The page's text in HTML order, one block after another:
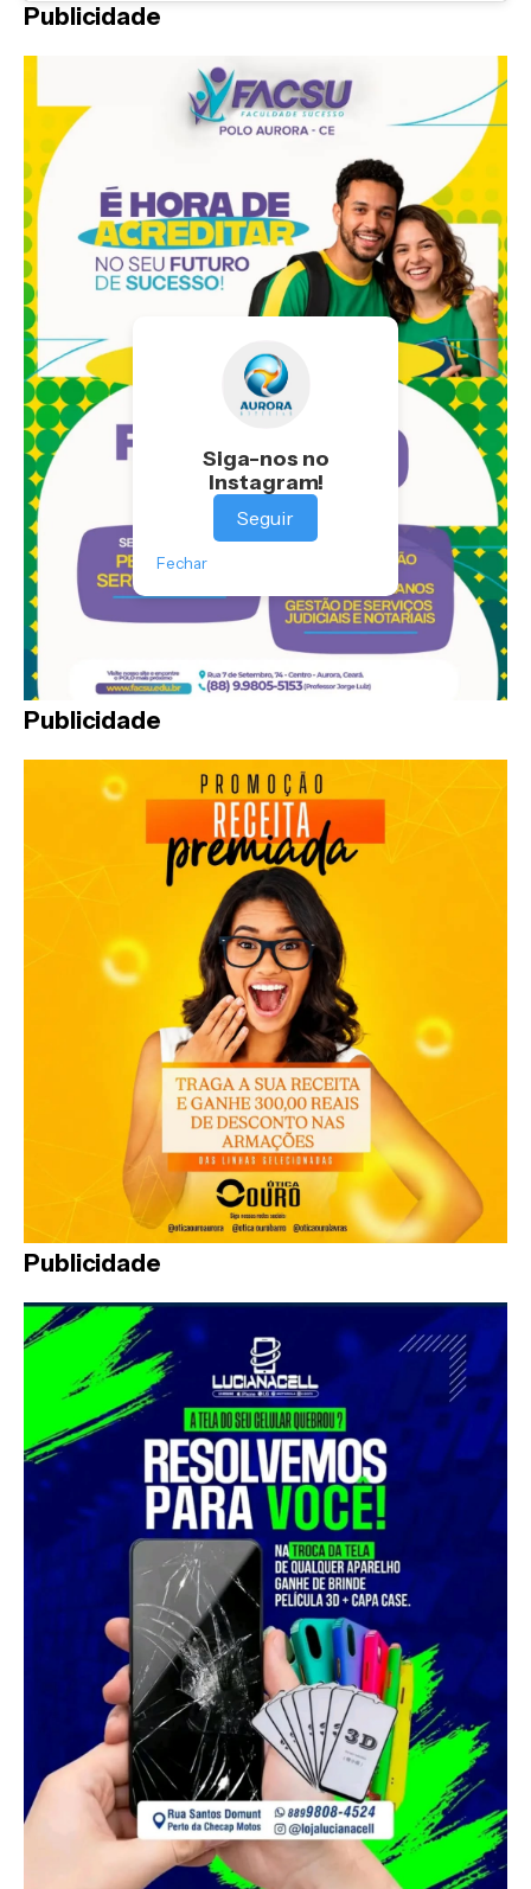
Siga-nos no
Instagram!
Seguir
Fechar
Publicidade
Publicidade
Publicidade